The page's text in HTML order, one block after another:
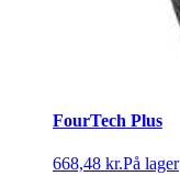
FourTech Plus
668,48 kr.På lager